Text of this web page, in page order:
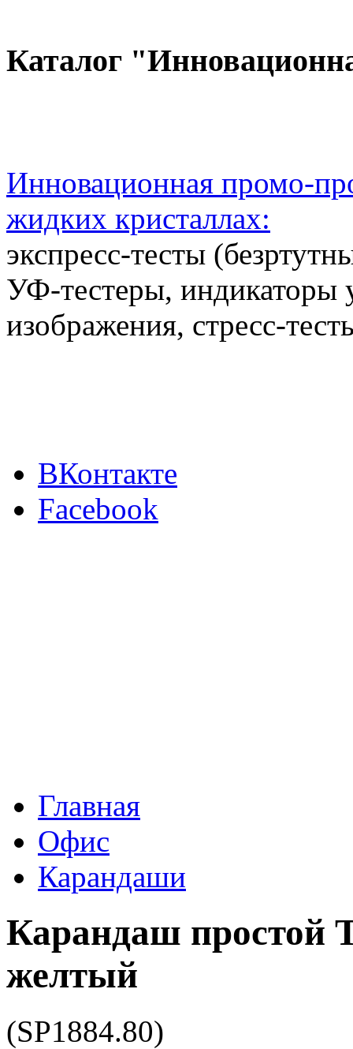
Каталог
Инновационная промо-
жидких кристаллах:
экспресс-тесты
УФ-тестеры, индикаторы
изображения, стресс-
ВКонтакте
Facebook
Главная
Офис
Карандаши
Карандаш простой
желтый
(SP1884.80)